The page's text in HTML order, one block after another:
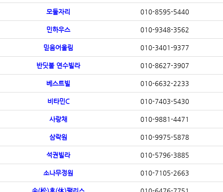
모둘자리 010-8595-5440
민하우스 010-9348-3562
믿음어울림 010-3401-9377
반딧불 연수빌라 010-8627-3907
베스트빌 010-6632-2233
비타민C 010-7403-5430
사랑채 010-9881-4471
삼락원 010-9975-5878
석권빌라 010-5796-3885
소나무정원 010-7105-2663